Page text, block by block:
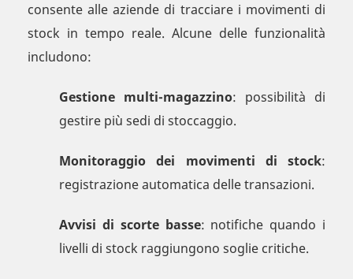
consente alle aziende di tracciare i movimenti di
stock in tempo reale. Alcune delle funzionalità
includono:
Gestione multi-magazzino: possibilità di
gestire più sedi di stoccaggio.
Monitoraggio dei movimenti di stock:
registrazione automatica delle transazioni.
Avvisi di scorte basse: notifiche quando i
livelli di stock raggiungono soglie critiche.